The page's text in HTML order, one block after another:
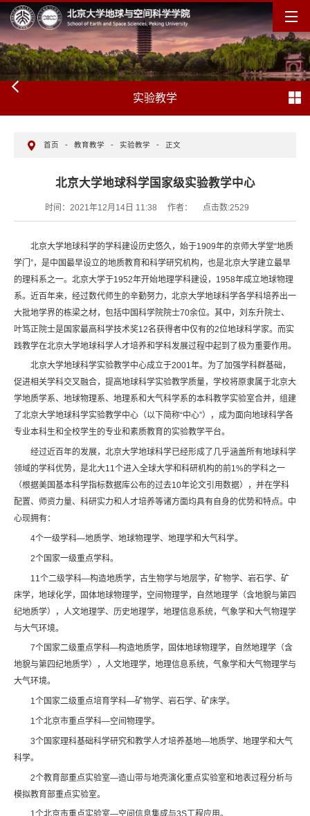
实验教学
首页 - 教育教学 - 实验教学 - 正文
北京大学地球科学国家级实验教学中心
时间：2021年12月14日 11:38 作者： 点击数:2529
北京大学地球科学的学科建设历史悠久，始于1909年的京师大学堂“地质
学门”，是中国最早设立的地质教育和科学研究机构，也是北京大学建立最早
的理科系之一。北京大学于1952年开始地理学科建设，1958年成立地球物理
系。近百年来，经过数代师生的辛勤努力，北京大学地球科学各学科培养出一
大批地学界的栋梁之材，包括中国科学院院士70余位。其中，刘东升院士、
叶笃正院士是国家最高科学技术奖12名获得者中仅有的2位地球科学家。而实
践教学在北京大学地球科学人才培养和学科发展过程中起到了极为重要作用。
北京大学地球科学实验教学中心成立于2001年。为了加强学科群基础，
促进相关学科交叉融合，提高地球科学实验教学质量，学校将原隶属于北京大
学地质学系、地球物理系、地理系和大气科学系的本科教学实验室合并，组建
了北京大学地球科学实验教学中心（以下简称“中心”），成为面向地球科学各
专业本科生和全校学生的专业和素质教育的实验教学平台。
经过近百年的发展，北京大学地球科学已经形成了几乎涵盖所有地球科学
领域的学科优势，是北大11个进入全球大学和科研机构的前1%的学科之一
（根据美国基本科学指标数据库公布的过去10年论文引用数据），并在学科
配置、师资力量、科研实力和人才培养等诸方面均具有自身的优势和特点。中
心现拥有：
4个一级学科—地质学、地球物理学、地理学和大气科学。
2个国家一级重点学科。
11个二级学科—构造地质学，古生物学与地层学，矿物学、岩石学、矿
床学，地球化学，固体地球物理学，空间物理学，自然地理学（含地貌与第四
纪地质学），人文地理学、历史地理学，地理信息系统，气象学和大气物理学
与大气环境。
7个国家二级重点学科—构造地质学，固体地球物理学，自然地理学（含
地貌与第四纪地质学），人文地理学，地理信息系统，气象学和大气物理学与
大气环境。
1个国家二级重点培育学科—矿物学、岩石学、矿床学。
1个北京市重点学科—空间物理学。
3个国家理科基础科学研究和教学人才培养基地—地质学、地理学和大气
科学。
2个教育部重点实验室—造山带与地壳演化重点实验室和地表过程分析与
模拟教育部重点实验室。